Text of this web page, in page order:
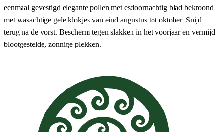
eenmaal gevestigd elegante pollen met esdoornachtig blad bekroond
met wasachtige gele klokjes van eind augustus tot oktober. Snijd
terug na de vorst. Bescherm tegen slakken in het voorjaar en vermijd
blootgestelde, zonnige plekken.